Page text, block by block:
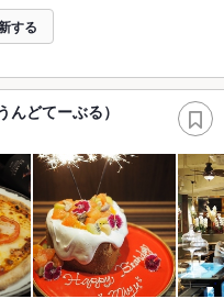
する
どてーぶる）